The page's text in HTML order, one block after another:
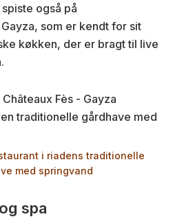
også på
som er kendt for sit
køkken, der er bragt til live
i riadens traditionelle
med springvand
spa